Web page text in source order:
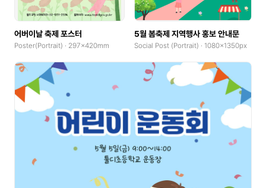
어버이날 축제 포스터
Poster(Portrait) · 297x420mm
5월 봄축제 지역행사 홍보 안내문
Social Post (Portrait) · 1080x1350px